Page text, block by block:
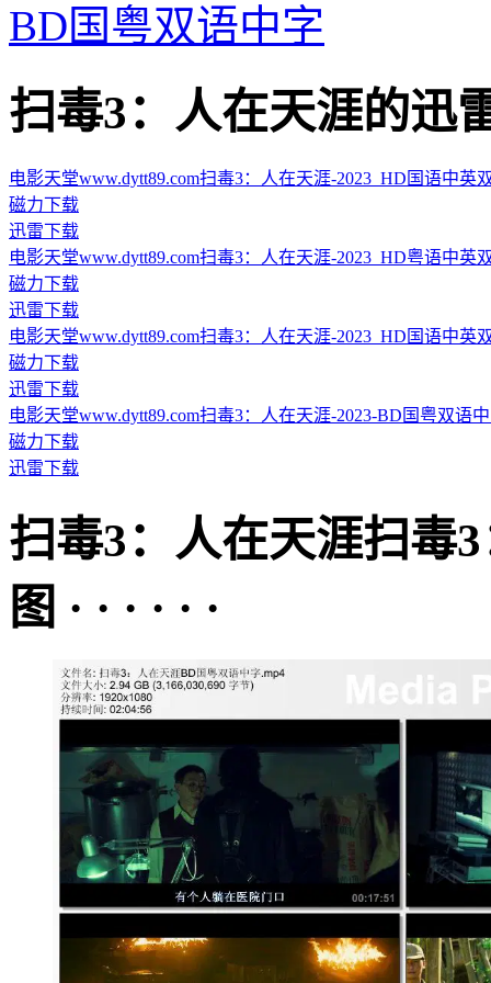
BD国粤双语中字
扫毒3：人在天涯的迅雷
电影天堂www.dytt89.com扫毒3：人在天涯-2023_HD国语中英
磁力下载
迅雷下载
电影天堂www.dytt89.com扫毒3：人在天涯-2023_HD粤语中英
磁力下载
迅雷下载
电影天堂www.dytt89.com扫毒3：人在天涯-2023_HD国语中英
磁力下载
迅雷下载
电影天堂www.dytt89.com扫毒3：人在天涯-2023-BD国粤双语中
磁力下载
迅雷下载
扫毒3：人在天涯扫毒
图 · · · · · ·